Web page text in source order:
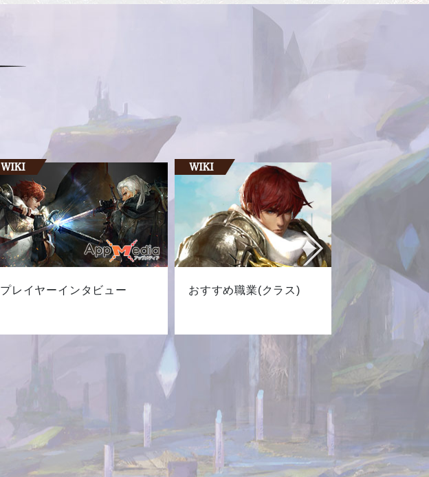
プレイヤーインタビュー おすすめ職業(クラス) 最新キ